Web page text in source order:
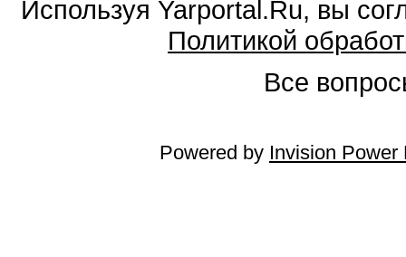
Используя Yarportal.Ru, вы
Политикой
Все
Powered by Invision Power